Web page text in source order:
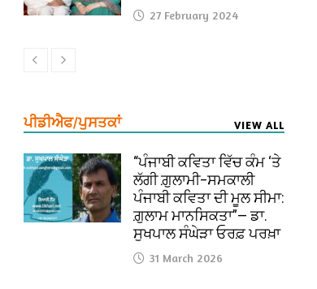
27 February 2024
ਪੀਡੀਐਫ/ਪੁਸਤਕਾਂ VIEW ALL
“ਪੰਜਾਬੀ ਕਵਿਤਾ ਵਿੱਚ ਕੰਮ ‘ਤੇ
ਲੱਗੀ ਗ਼ੁਲਾਮੀ–ਸਮਕਾਲੀ
ਪੰਜਾਬੀ ਕਵਿਤਾ ਦੀ ਮੂਲ ਸੀਮਾ:
ਗ਼ੁਲਾਮ ਮਾਨਸਿਕਤਾ”— ਡਾ.
ਸੁਖਪਾਲ ਸੰਘੇੜਾ ਓਰਫ਼ ਪਰਖ਼ਾ
31 March 2026